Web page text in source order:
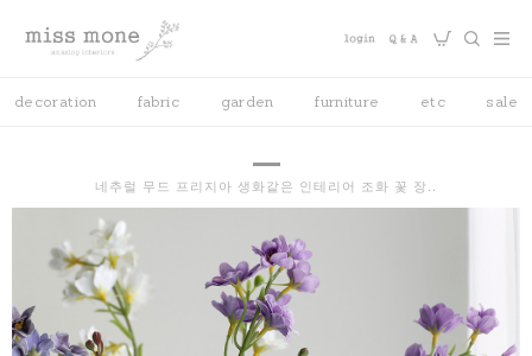
decoration fabric garden furniture etc sale
네추럴 무드 프리지아 생화같은 인테리어 조화 꽃 장..